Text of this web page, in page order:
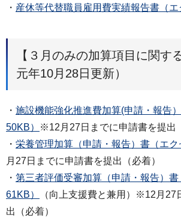
・ 産休等代替職員雇用費実績報告書（エ
【３月のみの加算項目に関す
元年10月28日更新）
・ 施設機能強化推進費加算(申請・報告
50KB）
※12月27日までに申請書を提出
・ 栄養管理加算（申請・報告）書（エク
月27日までに申請書を提出（必着）
・ 第三者評価受審加算（申請・報告）書
61KB）
（向上支援費と兼用）※12月27
出（必着）